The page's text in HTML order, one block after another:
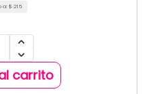
a: $ 215
carrito